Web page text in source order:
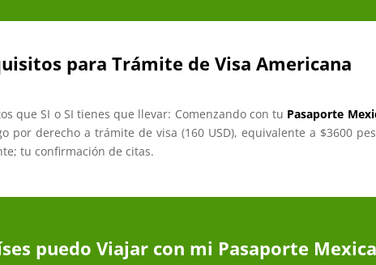
para Trámite de Visa Americana
que SI o SI tienes que llevar: Comenzando con tu Pasaporte
por derecho a trámite de visa (160 USD), equivalente a $3600
tu confirmación de citas.
puedo Viajar con mi Pasaporte